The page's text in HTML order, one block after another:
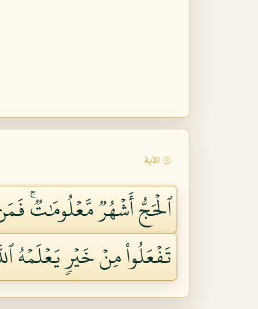
۞ الآية
ٱلۡحَجُّ أَشۡهُرٞ مَّعۡلُومَٰتٞۚ
تَفۡعَلُواْ مِنۡ خَيۡرٖ يَعۡلَمۡهُ